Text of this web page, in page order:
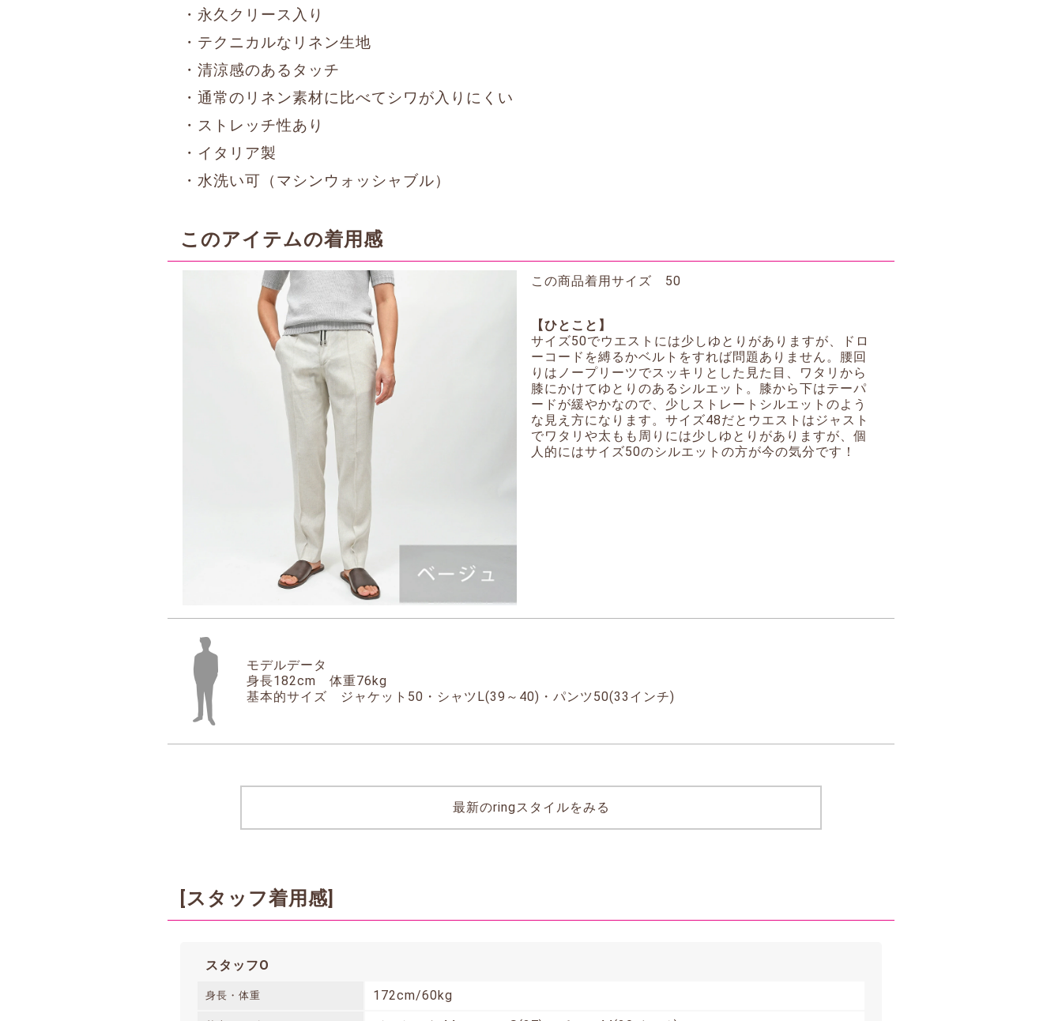
・永久クリース入り
・テクニカルなリネン生地
・清涼感のあるタッチ
・通常のリネン素材に比べてシワが入りにくい
・ストレッチ性あり
・イタリア製
・水洗い可（マシンウォッシャブル）
このアイテムの着用感
この商品着用サイズ 50
【ひとこと】
サイズ50でウエストには少しゆとりがありますが、ドロ
ーコードを縛るかベルトをすれば問題ありません。腰回
りはノープリーツでスッキリとした見た目、ワタリから
膝にかけてゆとりのあるシルエット。膝から下はテーパ
ードが緩やかなので、少しストレートシルエットのよう
な見え方になります。サイズ48だとウエストはジャスト
でワタリや太もも周りには少しゆとりがありますが、個
人的にはサイズ50のシルエットの方が今の気分です！
モデルデータ
身長182cm 体重76kg
基本的サイズ ジャケット50・シャツL(39～40)・パンツ50(33インチ)
最新のringスタイルをみる
[スタッフ着用感]
スタッフO
身長・体重 172cm/60kg